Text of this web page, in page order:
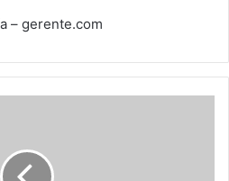
– gerente.com